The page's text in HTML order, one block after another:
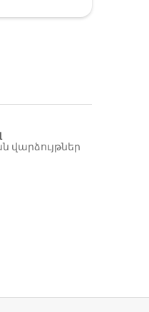
վարձույթներ